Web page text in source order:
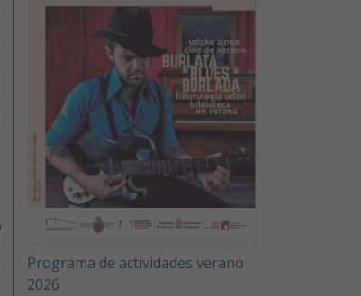
Programa de actividades verano
2026